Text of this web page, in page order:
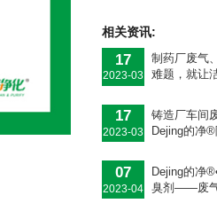
相关资讯:
17
2023-03
制药厂废气
难题，就让
17
2023-03
铸造厂车间
Dejing的净
07
2023-04
Dejing的净
臭剂——废气